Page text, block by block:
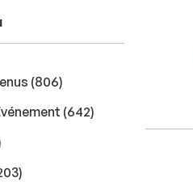
(806résultats
)
(642résultats
)
résultats
)